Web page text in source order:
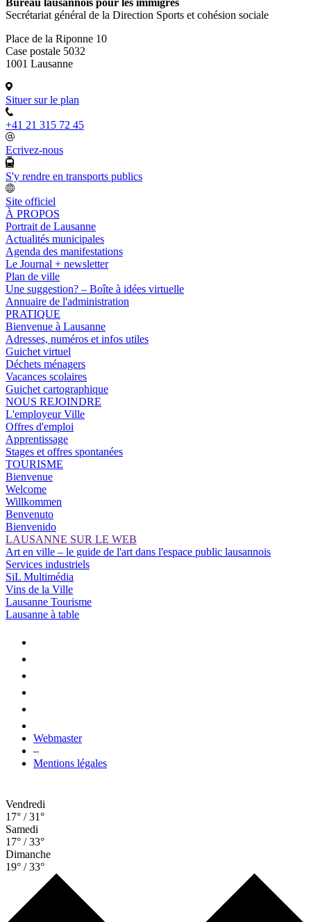
Bureau lausannois pour les immigrés
Secrétariat général de la Direction Sports et cohésion sociale
Place de la Riponne 10
Case postale 5032
1001 Lausanne
Situer sur le plan
+41 21 315 72 45
Ecrivez-nous
S'y rendre en transports publics
Site officiel
À PROPOS
Portrait de Lausanne
Actualités municipales
Agenda des manifestations
Le Journal + newsletter
Plan de ville
Une suggestion? – Boîte à idées virtuelle
Annuaire de l'administration
PRATIQUE
Bienvenue à Lausanne
Adresses, numéros et infos utiles
Guichet virtuel
Déchets ménagers
Vacances scolaires
Guichet cartographique
NOUS REJOINDRE
L'employeur Ville
Offres d'emploi
Apprentissage
Stages et offres spontanées
TOURISME
Bienvenue
Welcome
Willkommen
Benvenuto
Bienvenido
LAUSANNE SUR LE WEB
Art en ville – le guide de l'art dans l'espace public lausannois
Services industriels
SiL Multimédia
Vins de la Ville
Lausanne Tourisme
Lausanne à table
Webmaster
–
Mentions légales
Vendredi
17° / 31°
Samedi
17° / 33°
Dimanche
19° / 33°